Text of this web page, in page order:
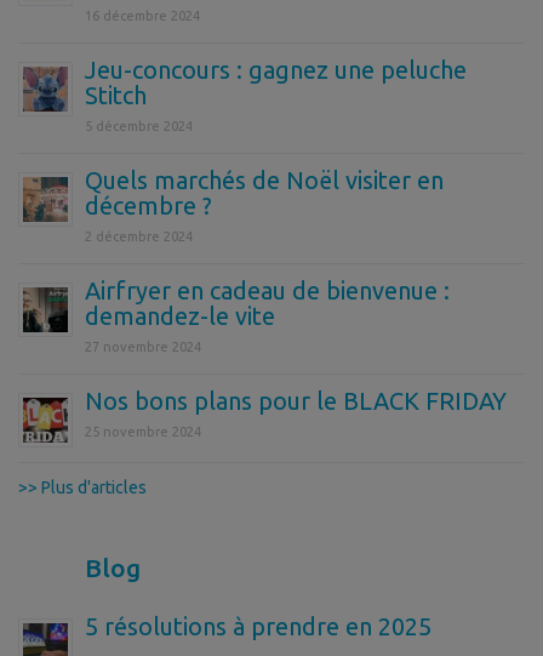
16 décembre 2024
Jeu-concours : gagnez une peluche
Stitch
5 décembre 2024
Quels marchés de Noël visiter en
décembre ?
2 décembre 2024
Airfryer en cadeau de bienvenue :
demandez-le vite
27 novembre 2024
Nos bons plans pour le BLACK FRIDAY
25 novembre 2024
>> Plus d'articles
Blog
5 résolutions à prendre en 2025